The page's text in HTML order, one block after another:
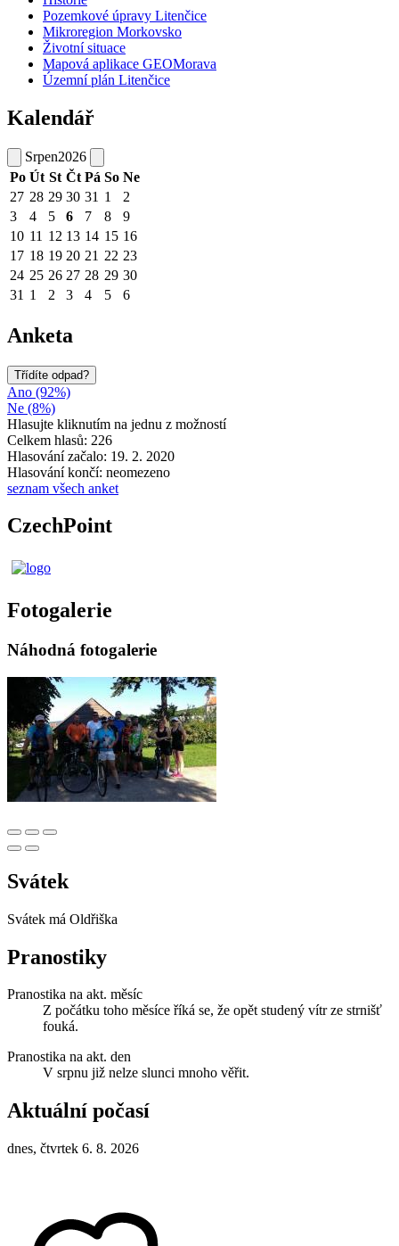
Pozemkové úpravy Litenčice
Mikroregion Morkovsko
Životní situace
Mapová aplikace GEOMorava
Územní plán Litenčice
Kalendář
Srpen2026
Po Út St Čt Pá So Ne
27 28 29 30 31 1
2
3
4 5 6 7 8
9
10 11 12 13 14 15 16
17 18 19 20 21 22 23
24 25 26 27 28 29 30
31 1 2 3 4 5 6
Anketa
Třídíte odpad?
Ano (92%)
Ne (8%)
Hlasujte kliknutím na jednu z možností
Celkem hlasů: 226
Hlasování začalo: 19. 2. 2020
Hlasování končí: neomezeno
seznam všech anket
CzechPoint
Fotogalerie
Náhodná fotogalerie
Svátek
Svátek má Oldřiška
Pranostiky
Pranostika na akt. měsíc
Z počátku toho měsíce říká se, že opět studený vítr ze strnišť
fouká.
Pranostika na akt. den
V srpnu již nelze slunci mnoho věřit.
Aktuální počasí
dnes, čtvrtek 6. 8. 2026